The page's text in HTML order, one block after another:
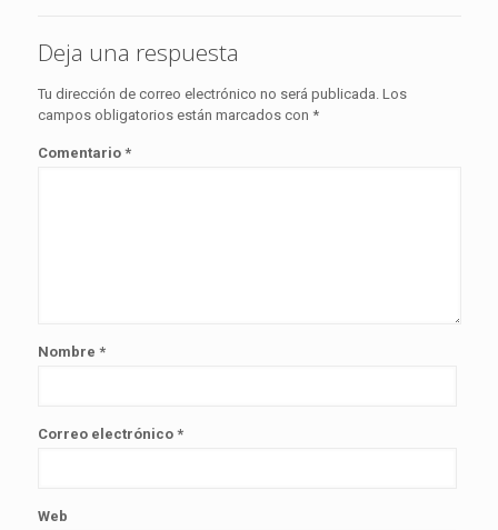
Deja una respuesta
Tu dirección de correo electrónico no será publicada. Los
campos obligatorios están marcados con *
Comentario *
Nombre *
Correo electrónico *
Web